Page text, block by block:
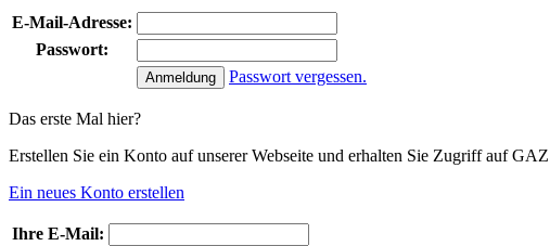
E-Mail-Adresse:
Passwort:
Passwort vergessen.
Das erste Mal hier?
Erstellen Sie ein Konto auf unserer Webseite und erhalten Sie Zugriff auf
Ein neues Konto erstellen
Ihre E-Mail: